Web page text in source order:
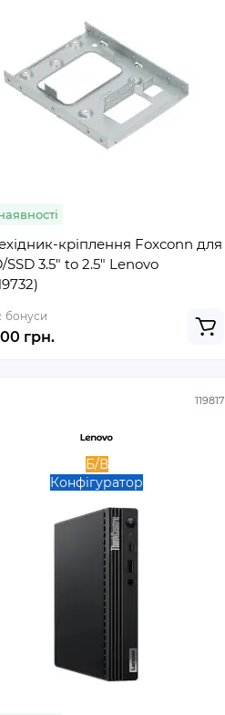
кріплення Foxconn для
SSD 3.5" to 2.5" Lenovo
бонуси
грн.
119817
Б/В
Конфігуратор